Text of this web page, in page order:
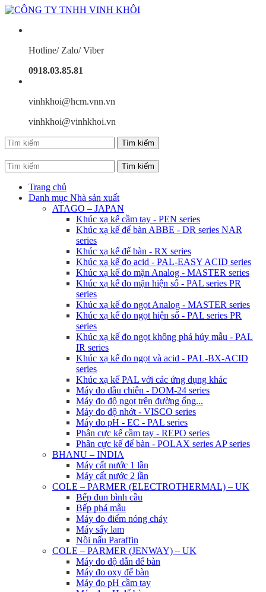
Hotline/ Zalo/ Viber
0918.03.85.81
vinhkhoi@hcm.vnn.vn
vinhkhoi@vinhkhoi.vn
Trang chủ
Danh mục Nhà sản xuất
ATAGO – JAPAN
Khúc xạ kế cầm tay - PEN series
Khúc xạ kế để bàn ABBE - DR series NAR
series
Khúc xạ kế để bàn - RX series
Khúc xạ kế đo acid - PAL-EASY ACID series
Khúc xạ kế đo mặn Analog - MASTER series
Khúc xạ kế đo mặn hiện số - PAL series PR
series
Khúc xạ kế đo ngọt Analog - MASTER series
Khúc xạ kế đo ngọt hiện số - PAL series PR
series
Khúc xạ kế đo ngọt không phá hủy mẫu - PAL
IR series
Khúc xạ kế đo ngọt và acid - PAL-BX-ACID
series
Khúc xạ kế PAL với các ứng dụng khác
Máy đo dầu chiên - DOM-24 series
Máy đo độ ngọt trên đường ống...
Máy đo độ nhớt - VISCO series
Máy đo pH - EC - PAL series
Phân cực kế cầm tay - REPO series
Phân cực kế để bàn - POLAX series AP series
BHANU – INDIA
Máy cất nước 1 lần
Máy cất nước 2 lần
COLE – PARMER (ELECTROTHERMAL) – UK
Bếp đun bình cầu
Bếp phá mẫu
Máy đo điểm nóng chảy
Máy sấy lam
Nồi nấu Paraffin
COLE – PARMER (JENWAY) – UK
Máy đo độ dẫn để bàn
Máy đo oxy để bàn
Máy đo pH cầm tay